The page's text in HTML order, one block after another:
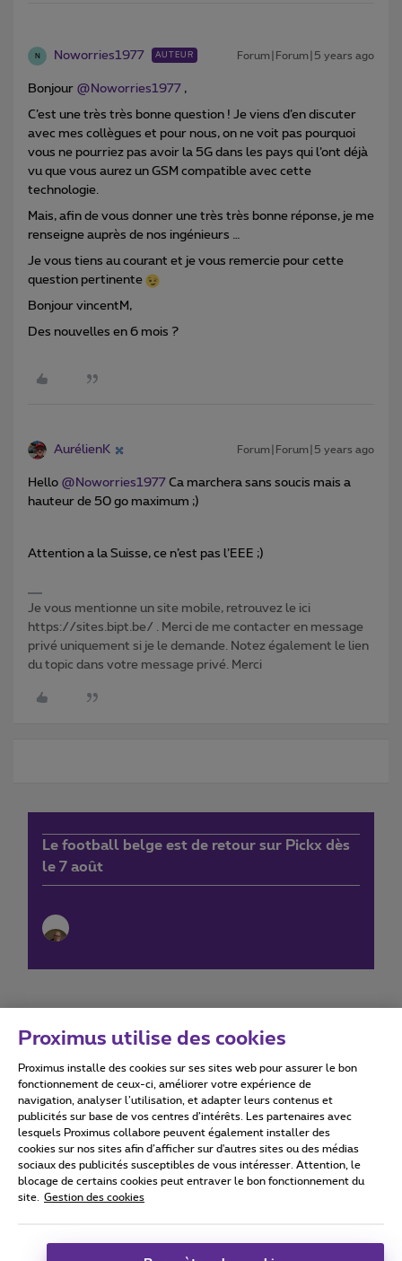
N Noworries1977 AUTEUR Forum|Forum|5 years ago
Bonjour @Noworries1977 ,
C’est une très très bonne question ! Je viens d’en discuter
avec mes collègues et pour nous, on ne voit pas pourquoi
vous ne pourriez pas avoir la 5G dans les pays qui l’ont déjà
vu que vous aurez un GSM compatible avec cette
technologie.
Mais, afin de vous donner une très très bonne réponse, je me
renseigne auprès de nos ingénieurs …
Je vous tiens au courant et je vous remercie pour cette
question pertinente
Bonjour vincentM,
Des nouvelles en 6 mois ?
AurélienK Forum|Forum|5 years ago
Hello @Noworries1977 Ca marchera sans soucis mais a
hauteur de 50 go maximum ;)
Attention a la Suisse, ce n’est pas l’EEE ;)
Je vous mentionne un site mobile, retrouvez le ici
https://sites.bipt.be/ . Merci de me contacter en message
privé uniquement si je le demande. Notez également le lien
du topic dans votre message privé. Merci
Le football belge est de retour sur Pickx dès
le 7 août
Conditions d'utilisation Accessibility statement
Tous droits réservés. © 2026
Conditions générales, info consommateur
Coordonnées de l’entreprise
Proximus utilise des cookies
Proximus installe des cookies sur ses sites web pour assurer le bon
fonctionnement de ceux-ci, améliorer votre expérience de
navigation, analyser l’utilisation, et adapter leurs contenus et
publicités sur base de vos centres d’intérêts. Les partenaires avec
lesquels Proximus collabore peuvent également installer des
cookies sur nos sites afin d’afficher sur d'autres sites ou des médias
sociaux des publicités susceptibles de vous intéresser. Attention, le
blocage de certains cookies peut entraver le bon fonctionnement du
site.
Gestion des cookies